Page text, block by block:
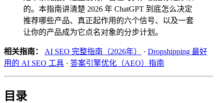
的。本指南讲清楚 2026 年 ChatGPT 到底怎么决定
推荐哪些产品、真正起作用的六个信号、以及一套
让你的产品成为它点名对象的分步计划。
相关指南： AI SEO 完整指南（2026年） · Dropshipping 最好
用的 AI SEO 工具 · 答案引擎优化（AEO）指南
目录